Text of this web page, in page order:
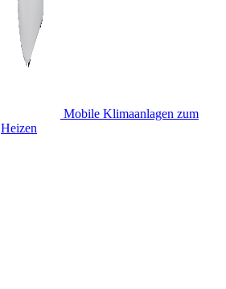
Mobile Klimaanlagen zum
Heizen